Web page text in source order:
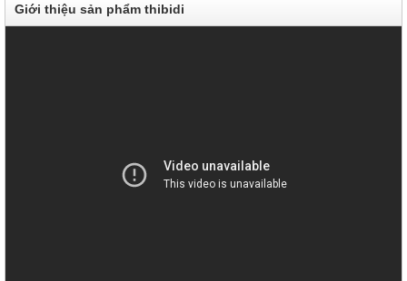
Giới thiệu sản phẩm thibidi